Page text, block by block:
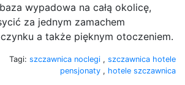
wypadowa na całą okolicę,
za jednym zamachem
a także pięknym otoczeniem.
Tagi: szczawnica noclegi , szczawnica hotele
pensjonaty , hotele szczawnica